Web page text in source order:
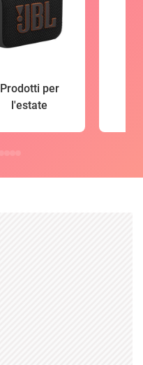
Prodotti per
l'estate